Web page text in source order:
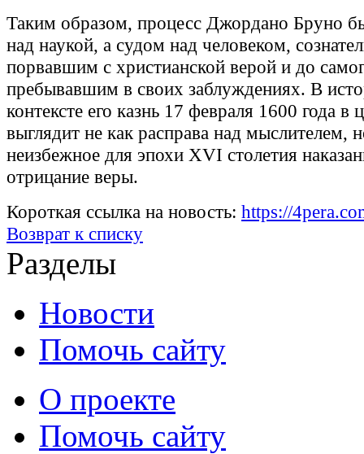
Таким образом, процесс Джордано Бруно
над наукой, а судом над человеком,
порвавшим с христианской верой и до
пребывавшим в своих заблуждениях. В
контексте его казнь 17 февраля 1600 года в
выглядит не как расправа над мыслителем,
неизбежное для эпохи XVI столетия
отрицание веры.
Короткая ссылка на новость: https://
Возврат к списку
Разделы
Новости
Помочь сайту
О проекте
Помочь сайту